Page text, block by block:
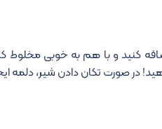
در صورت تکان دادن شیر، دلمه